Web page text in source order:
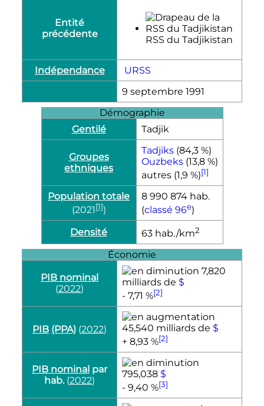
Entité
précédente
RSS du Tadjikistan
Indépendance
URSS
9 septembre 1991
Démographie
Gentilé
Tadjik
Groupes
ethniques
Tadjiks(84,3 %)
Ouzbeks(13,8 %)
autres (1,9 %)[1]
Population totale
(2021[1])
8 990 874 hab.
(classé 96e)
Densité
63 hab./km2
Économie
PIB nominal
(2022)
7,820
milliards de $
- 7,71 %[2]
PIB (PPA) (2022) 45,540 milliards de $
+ 8,93 %[2]
PIB nominal par
hab. (2022)
795,038 $
- 9,40 %[3]